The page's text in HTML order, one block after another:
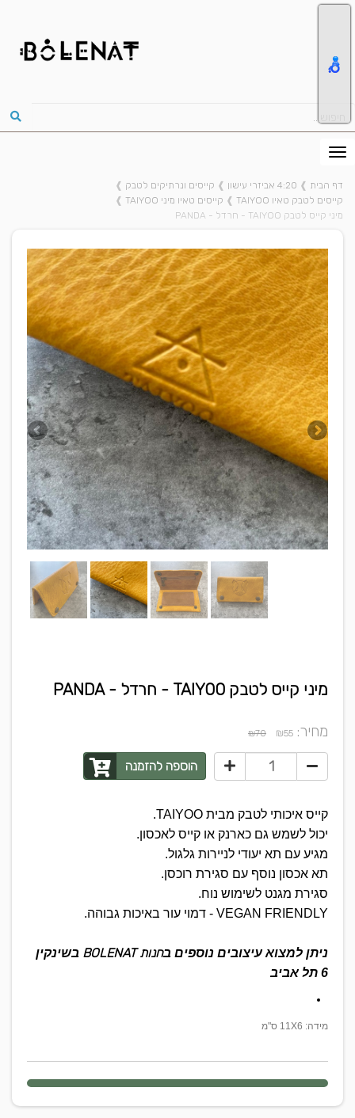
דף הבית ❱ 4:20 אביזרי עישון ❱ קייסים ונרתיקים לטבק ❱
קייסים לטבק טאיו TAIYOO
❱ קייסים טאיו מיני TAIYOO
❱
מיני קייס לטבק TAIYOO - חרדל - PANDA
מיני קייס לטבק TAIYOO - חרדל - PANDA
מחיר: ₪55
₪70
הוספה להזמנה
קייס איכותי לטבק מבית TAIYOO.
יכול לשמש גם כארנק או קייס לאכסון.
מגיע עם תא יעודי לניירות גלגול.
תא אכסון נוסף עם סגירת רוכסן.
סגירת מגנט לשימוש נוח.
VEGAN FRIENDLY - דמוי עור באיכות גבוהה.
ניתן למצוא עיצובים נוספים בחנות BOLENAT
בשינקין
6 תל אביב
מידה: 11X6 ס"מ